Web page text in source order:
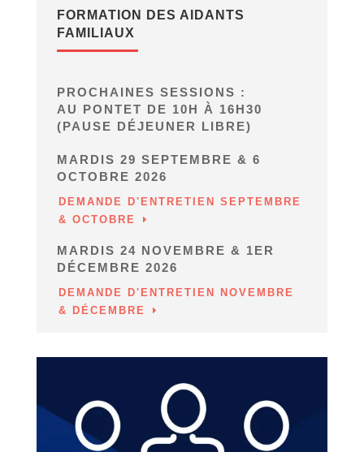
FORMATION DES AIDANTS
FAMILIAUX
PROCHAINES SESSIONS :
AU PONTET DE 10H À 16H30
(PAUSE DÉJEUNER LIBRE)
MARDIS 29 SEPTEMBRE & 6
OCTOBRE 2026
DEMANDE D'ENTRETIEN SEPTEMBRE
& OCTOBRE
MARDIS 24 NOVEMBRE & 1ER
DÉCEMBRE 2026
DEMANDE D'ENTRETIEN NOVEMBRE
& DÉCEMBRE